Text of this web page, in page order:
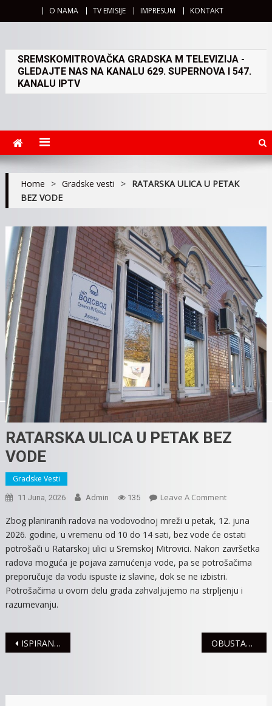
O NAMA TV EMISIJE IMPRESUM KONTAKT
SREMSKOMITROVAČKA GRADSKA M TELEVIZIJA -
GLEDAJTE NAS NA KANALU 629. SUPERNOVA I 547.
KANALU IPTV
Home > Gradske vesti > RATARSKA ULICA U PETAK
BEZ VODE
RATARSKA ULICA U PETAK BEZ
VODE
Gradske Vesti
11 Juna, 2026 Admin 135 Leave A CommentOn
ULICA
U
PETAK
BEZ
VODE
Zbog planiranih radova na vodovodnoj mreži u petak, 12. juna
2026. godine, u vremenu od 10 do 14 sati, bez vode će ostati
potrošači u Ratarskoj ulici u Sremskoj Mitrovici. Nakon završetka
radova moguća je pojava zamućenja vode, pa se potrošačima
preporučuje da vodu ispuste iz slavine, dok se ne izbistri.
Potrošačima u ovom delu grada zahvaljujemo na strpljenju i
razumevanju.
Navigacija
ISPIRANJE VODOVODNE MREŽE ZAVRŠENO U NAJVEĆEM DELU GRADA,DANAS NASTAVAK RADOVA OBUSTAVA SAOBRAĆAJA NA PUTU BEŠENOVAČKI PRNJAVOR-CRVENI ČOT